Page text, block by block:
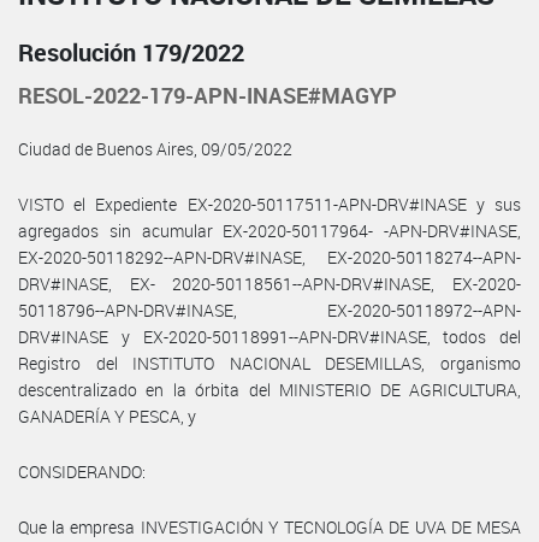
Resolución 179/2022
RESOL-2022-179-APN-INASE#MAGYP
Ciudad de Buenos Aires, 09/05/2022
VISTO el Expediente EX-2020-50117511-APN-DRV#INASE y sus
agregados sin acumular EX-2020-50117964- -APN-DRV#INASE,
EX-2020-50118292--APN-DRV#INASE, EX-2020-50118274--APN-
DRV#INASE, EX- 2020-50118561--APN-DRV#INASE, EX-2020-
50118796--APN-DRV#INASE, EX-2020-50118972--APN-
DRV#INASE y EX-2020-50118991--APN-DRV#INASE, todos del
Registro del INSTITUTO NACIONAL DESEMILLAS, organismo
descentralizado en la órbita del MINISTERIO DE AGRICULTURA,
GANADERÍA Y PESCA, y
CONSIDERANDO:
Que la empresa INVESTIGACIÓN Y TECNOLOGÍA DE UVA DE MESA